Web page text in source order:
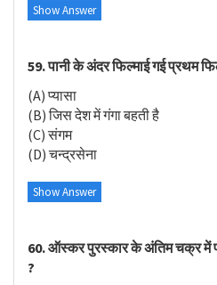
Show Answer
59. पानी के अंदर फिल्माई गई प्रथम
(A) प्यासा
(B) जिस देश में गंगा बहती है
(C) संगम
(D) चन्द्रसेना
Show Answer
60. ऑस्कर पुरस्कार के अंतिम चक्र में
?